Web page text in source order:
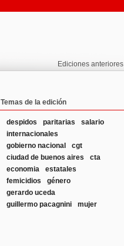
Ediciones anteriores
Temas de la edición
despidos paritarias
salario
internacionales
gobierno nacional
cgt
ciudad de buenos aires
cta
economia
estatales
femicidios
género
gerardo uceda
guillermo pacagnini
mujer